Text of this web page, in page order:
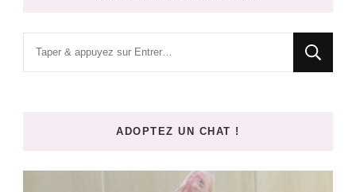
ADOPTEZ UN CHAT !